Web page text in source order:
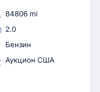
84806 mi
2.0
Бензин
Аукцион США